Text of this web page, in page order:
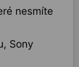
nesmíte
Sony